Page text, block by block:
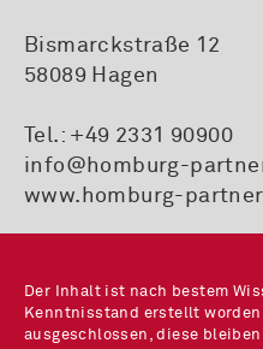
Bismarckstraße 12
58089 Hagen
Tel.: +49 2331 90900
info@homburg-
www.homburg-
Der Inhalt ist nach bestem
Kenntnisstand erstellt
ausgeschlossen, diese